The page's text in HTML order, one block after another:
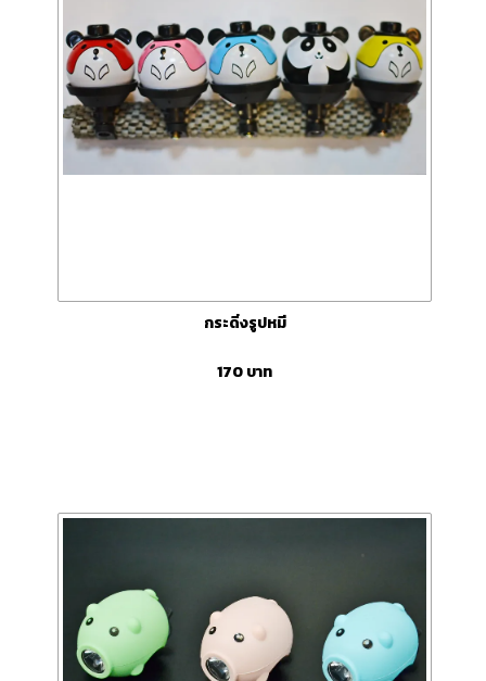
กระดิ่งรูปหมี
170บาท